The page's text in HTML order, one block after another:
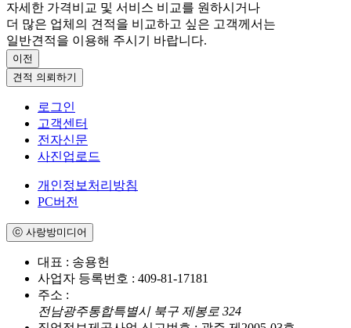
자세한 가격비교 및 서비스 비교를 원하시거나
더 많은 업체의 견적을 비교하고 싶은 고객께서는
일반견적을 이용해 주시기 바랍니다.
이전
견적 의뢰하기
로그인
고객센터
전자신문
사진업로드
개인정보처리방침
PC버전
ⓒ 사랑방미디어
대표 : 송용헌
사업자 등록번호 : 409-81-17181
주소 :
전남광주통합특별시 북구 제봉로 324